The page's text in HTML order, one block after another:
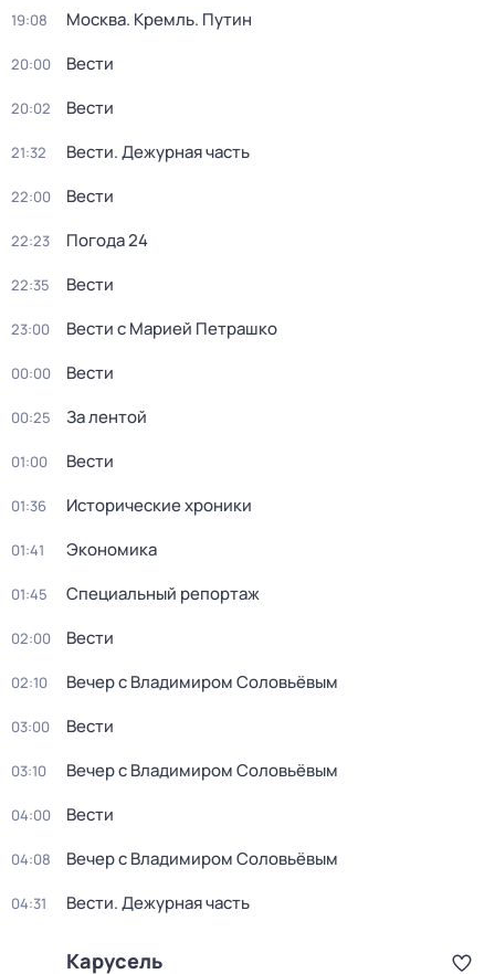
19:08 Москва. Кремль. Путин
20:00 Вести
20:02 Вести
21:32 Вести. Дежурная часть
22:00 Вести
22:23 Погода 24
22:35 Вести
23:00 Вести с Марией Петрашко
00:00 Вести
00:25 За лентой
01:00 Вести
01:36 Исторические хроники
01:41 Экономика
01:45 Специальный репортаж
02:00 Вести
02:10 Вечер с Владимиром Соловьёвым
03:00 Вести
03:10 Вечер с Владимиром Соловьёвым
04:00 Вести
04:08 Вечер с Владимиром Соловьёвым
04:31 Вести. Дежурная часть
Карусель